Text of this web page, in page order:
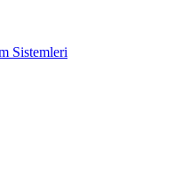
Sistemleri